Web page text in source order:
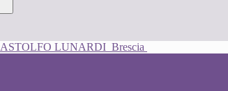
ASTOLFO LUNARDI Brescia